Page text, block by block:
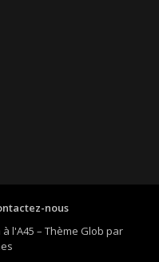
nous
l'A45 – Thème Glob par